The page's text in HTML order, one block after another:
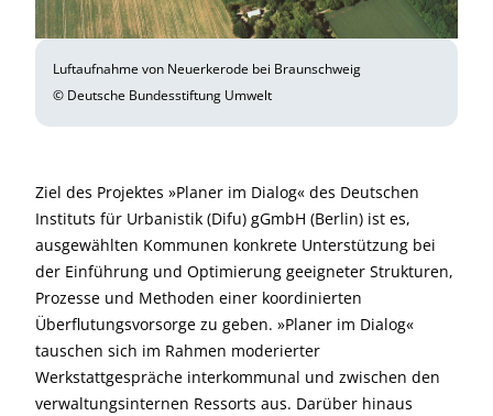
Luftaufnahme von Neuerkerode bei Braunschweig
© Deutsche Bundesstiftung Umwelt
Ziel des Projektes »Planer im Dialog« des Deutschen
Instituts für Urbanistik (Difu) gGmbH (Berlin) ist es,
ausgewählten Kommunen konkrete Unterstützung bei
der Einführung und Optimierung geeigneter Strukturen,
Prozesse und Methoden einer koordinierten
Überflutungsvorsorge zu geben. »Planer im Dialog«
tauschen sich im Rahmen moderierter
Werkstattgespräche interkommunal und zwischen den
verwaltungs­internen Ressorts aus. Darüber hinaus